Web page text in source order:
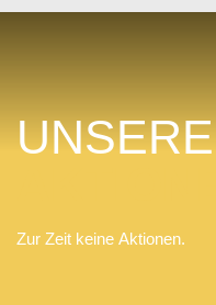
UNSERE
Zur Zeit keine Aktionen.